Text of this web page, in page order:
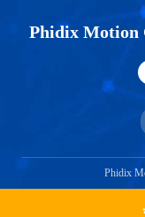
Phidix Motion
Phidix